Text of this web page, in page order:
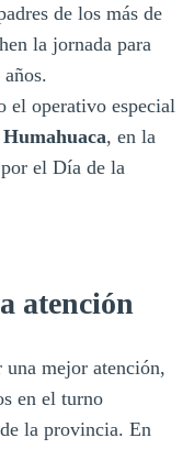
de los más de
la jornada para
el operativo especial
Humahuaca, en la
el Día de la
atención
una mejor atención,
en el turno
la provincia. En